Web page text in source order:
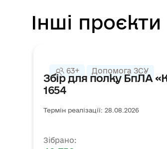
Інші проєкти
63+ Допомога ЗСУ
Збір для полку БпЛА
1654
Термін реалізації: 28.08.2026
Зібрано: